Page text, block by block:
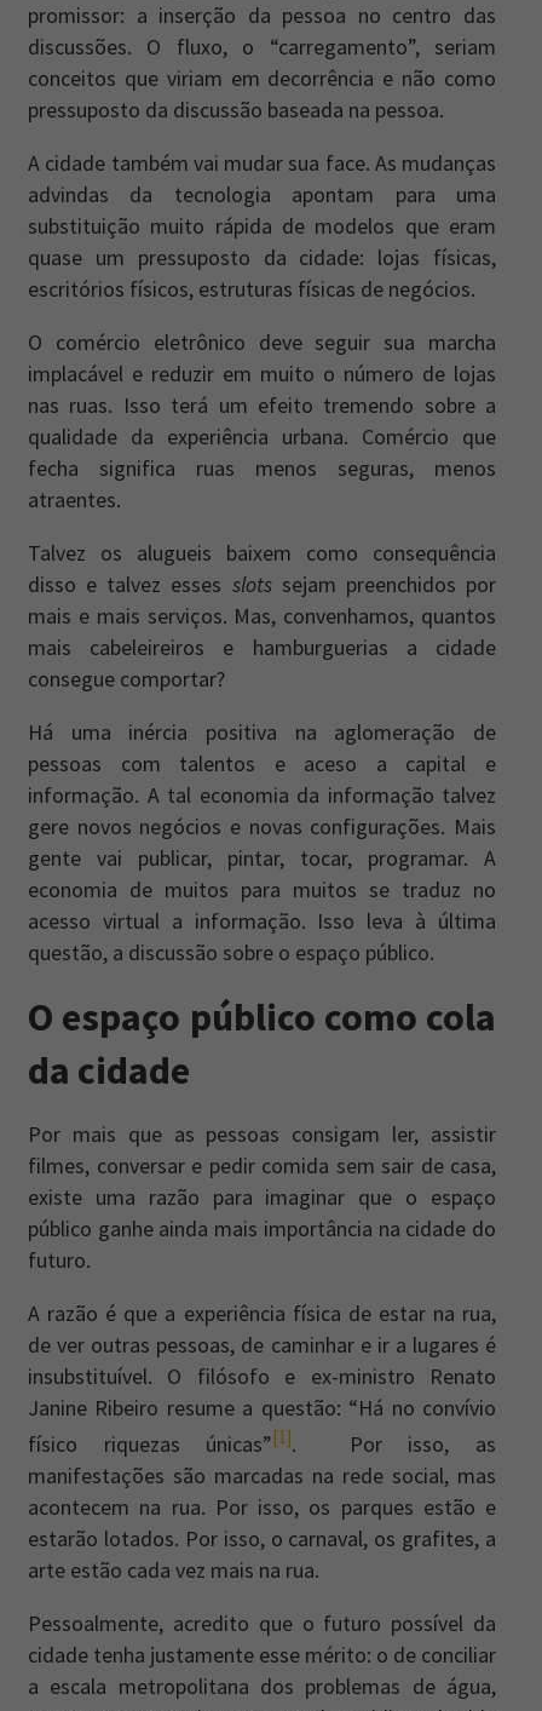
promissor: a inserção da pessoa no centro das
discussões. O fluxo, o “carregamento”, seriam
conceitos que viriam em decorrência e não como
pressuposto da discussão baseada na pessoa.
A cidade também vai mudar sua face. As mudanças
advindas da tecnologia apontam para uma
substituição muito rápida de modelos que eram
quase um pressuposto da cidade: lojas físicas,
escritórios físicos, estruturas físicas de negócios.
O comércio eletrônico deve seguir sua marcha
implacável e reduzir em muito o número de lojas
nas ruas. Isso terá um efeito tremendo sobre a
qualidade da experiência urbana. Comércio que
fecha significa ruas menos seguras, menos
atraentes.
Talvez os alugueis baixem como consequência
disso e talvez esses slotssejam preenchidos por
mais e mais serviços. Mas, convenhamos, quantos
mais cabeleireiros e hamburguerias a cidade
consegue comportar?
Há uma inércia positiva na aglomeração de
pessoas com talentos e aceso a capital e
informação. A tal economia da informação talvez
gere novos negócios e novas configurações. Mais
gente vai publicar, pintar, tocar, programar. A
economia de muitos para muitos se traduz no
acesso virtual a informação. Isso leva à última
questão, a discussão sobre o espaço público.
O espaço público como cola
da cidade
Por mais que as pessoas consigam ler, assistir
filmes, conversar e pedir comida sem sair de casa,
existe uma razão para imaginar que o espaço
público ganhe ainda mais importância na cidade do
futuro.
A razão é que a experiência física de estar na rua,
de ver outras pessoas, de caminhar e ir a lugares é
insubstituível. O filósofo e ex-ministro Renato
Janine Ribeiro resume a questão: “Há no convívio
físico riquezas únicas”[1]. Por isso, as
manifestações são marcadas na rede social, mas
acontecem na rua. Por isso, os parques estão e
estarão lotados. Por isso, o carnaval, os grafites, a
arte estão cada vez mais na rua.
Pessoalmente, acredito que o futuro possível da
cidade tenha justamente esse mérito: o de conciliar
a escala metropolitana dos problemas de água,